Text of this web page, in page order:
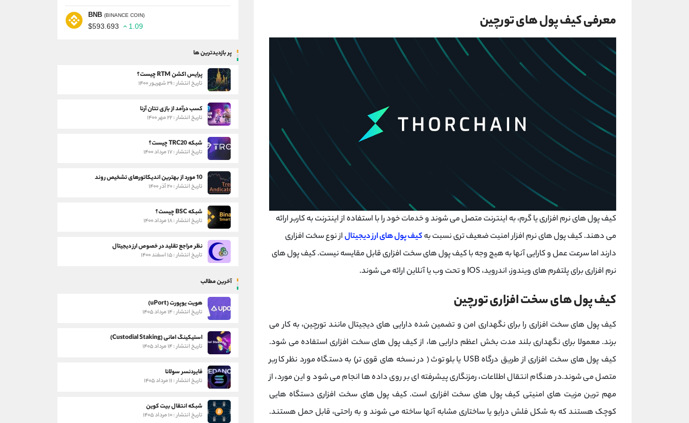
معرفی کیف پول های تورچین
کیف پول های نرم افزاری یا گرم، به اینترنت متصل می شوند و خدمات خود را با استفاده از اینترنت به کاربر ارائه
می دهند. کیف پول های نرم افزار امنیت ضعیف تری نسبت بهکیف پول های ارز دیجیتالاز نوع سخت افزاری
دارند اما سرعت عمل و کارایی آنها به هیچ وجه با کیف پول های سخت افزاری قابل مقایسه نیست. کیف پول های
نرم افزاری برای پلتفرم های ویندوز، اندروید، IOS و تحت وب یا آنلاین ارائه می شوند.
کیف پول های سخت افزاری تورچین
کیف پول های سخت افزاری را برای نگهداری امن و تضمین شده دارایی های دیجیتال مانند تورچین، به کار می
برند. معمولا برای نگهداری بلند مدت بخش اعظم دارایی ها، از کیف پول های سخت افزاری استفاده می شود.
کیف پول های سخت افزاری از طریق درگاه USB یا بلوتوث ( در نسخه های قوی تر) به دستگاه مورد نظر کاربر
متصل می شوند.در هنگام انتقال اطلاعات، رمزنگاری پیشرفته ای بر روی داده ها انجام می شود و این مورد، از
مهم ترین مزیت های امنیتی کیف پول های سخت افزاری است. کیف پول های سخت افزاری دستگاه هایی
کوچک هستند که به شکل فلش درایو یا ساختاری مشابه آنها ساخته می شوند و به راحتی، قابل حمل هستند.
BNB (BINANCE COIN)
$593.693 1.09
پر بازدیدترین ها
پرایس اکشن RTM چیست؟
تاریخ انتشار : ۲۹ شهریور ۱۴۰۰
کسب درآمد از بازی تتان آرنا
تاریخ انتشار : ۲۲ مهر ۱۴۰۰
شبکه TRC20 چیست؟
تاریخ انتشار : ۱۷ مرداد ۱۴۰۰
10 مورد از بهترین اندیکاتورهای تشخیص روند
تاریخ انتشار : ۲۰ آذر ۱۴۰۰
شبکه BSC چیست؟
تاریخ انتشار : ۱۸ مرداد ۱۴۰۰
نظر مراجع تقلید در خصوص ارز دیجیتال
تاریخ انتشار : ۱۵ اسفند ۱۴۰۰
آخرین مطالب
هویت یوپورت (uPort)
تاریخ انتشار : ۱۴ مرداد ۱۴۰۵
استیکینگ امانی (Custodial Staking)
تاریخ انتشار : ۱۴ مرداد ۱۴۰۵
فایردنسر سولانا
تاریخ انتشار : ۱۱ مرداد ۱۴۰۵
شبکه انتقال بیت کوین
تاریخ انتشار : ۱۰ مرداد ۱۴۰۵